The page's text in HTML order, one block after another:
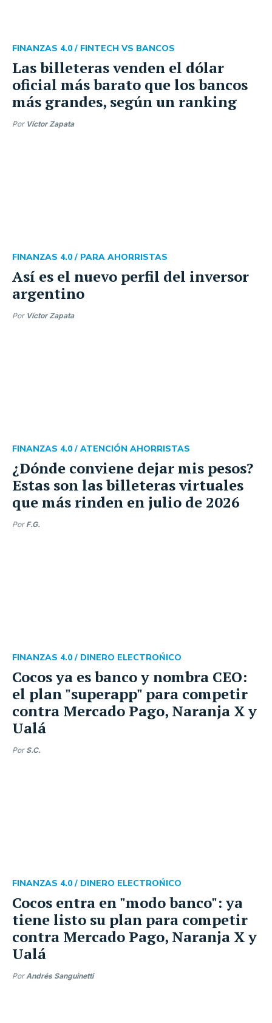
Las billeteras venden el dólar
oficial más barato que los bancos
más grandes, según un ranking
FINANZAS 4.0 / FINTECH VS BANCOS
Por Víctor Zapata
Así es el nuevo perfil del inversor
argentino
FINANZAS 4.0 / PARA AHORRISTAS
Por Víctor Zapata
¿Dónde conviene dejar mis pesos?
Estas son las billeteras virtuales
que más rinden en julio de 2026
FINANZAS 4.0 / ATENCIÓN AHORRISTAS
Por F.G.
Cocos ya es banco y nombra CEO:
el plan "superapp" para competir
contra Mercado Pago, Naranja X y
Ualá
FINANZAS 4.0 / DINERO ELECTROŃICO
Por S.C.
Cocos entra en "modo banco": ya
tiene listo su plan para competir
contra Mercado Pago, Naranja X y
Ualá
FINANZAS 4.0 / DINERO ELECTROŃICO
PorAndrés Sanguinetti